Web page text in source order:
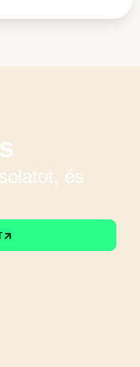
és